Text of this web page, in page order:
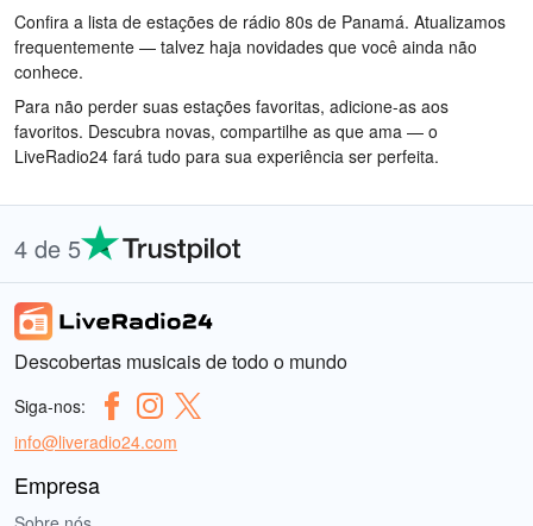
Confira a lista de estações de rádio 80s de Panamá. Atualizamos
frequentemente — talvez haja novidades que você ainda não
conhece.
Para não perder suas estações favoritas, adicione-as aos
favoritos. Descubra novas, compartilhe as que ama — o
LiveRadio24 fará tudo para sua experiência ser perfeita.
4 de 5
Descobertas musicais de todo o mundo
Siga-nos:
info@liveradio24.com
Empresa